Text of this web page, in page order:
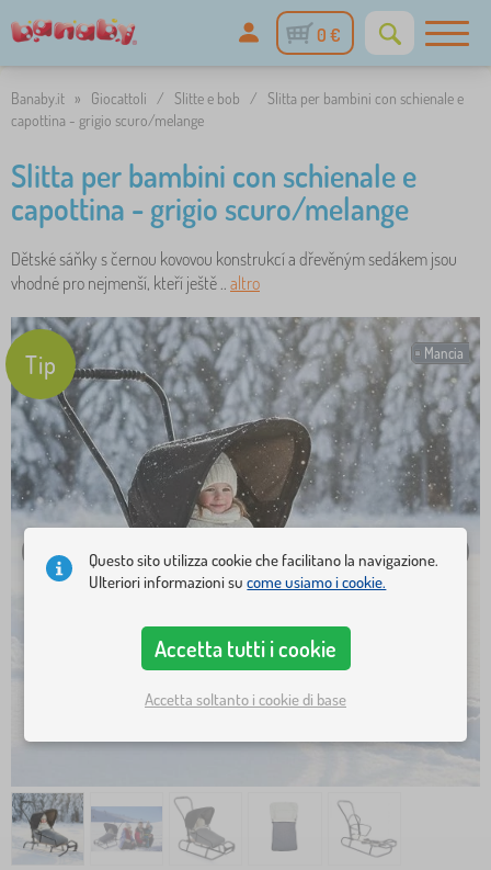
0 €
Banaby.it » Giocattoli / Slitte e bob / Slitta per bambini con schienale e
capottina - grigio scuro/melange
Slitta per bambini con schienale e
capottina - grigio scuro/melange
Dětské sáňky s černou kovovou konstrukcí a dřevěným sedákem jsou
vhodné pro nejmenší, kteří ještě .. altro
Mancia
Tip
Questo sito utilizza cookie che facilitano la navigazione.
Ulteriori informazioni sucome usiamo i cookie.
Accetta tutti i cookie
Accetta soltanto i cookie di base